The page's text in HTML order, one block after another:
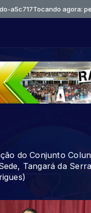
Tocando agora:
do Conjunto
Tangará da